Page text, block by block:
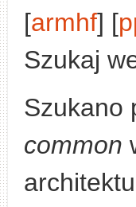
[armhf] [
Szukaj
Szukano
common